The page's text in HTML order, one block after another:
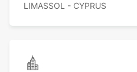
LIMASSOL - CYPRUS